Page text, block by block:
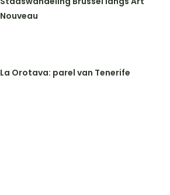
Nouveau
La Orotava: parel van Tenerife